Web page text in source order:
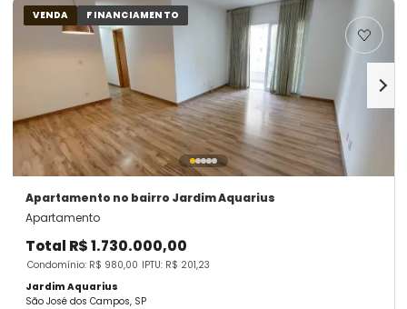
VENDA FINANCIAMENTO
Apartamento no bairro Jardim Aquarius
Apartamento
Total R$ 1.730.000,00
Condomínio: R$ 980,00 IPTU: R$ 201,23
Jardim Aquarius
São José dos Campos, SP